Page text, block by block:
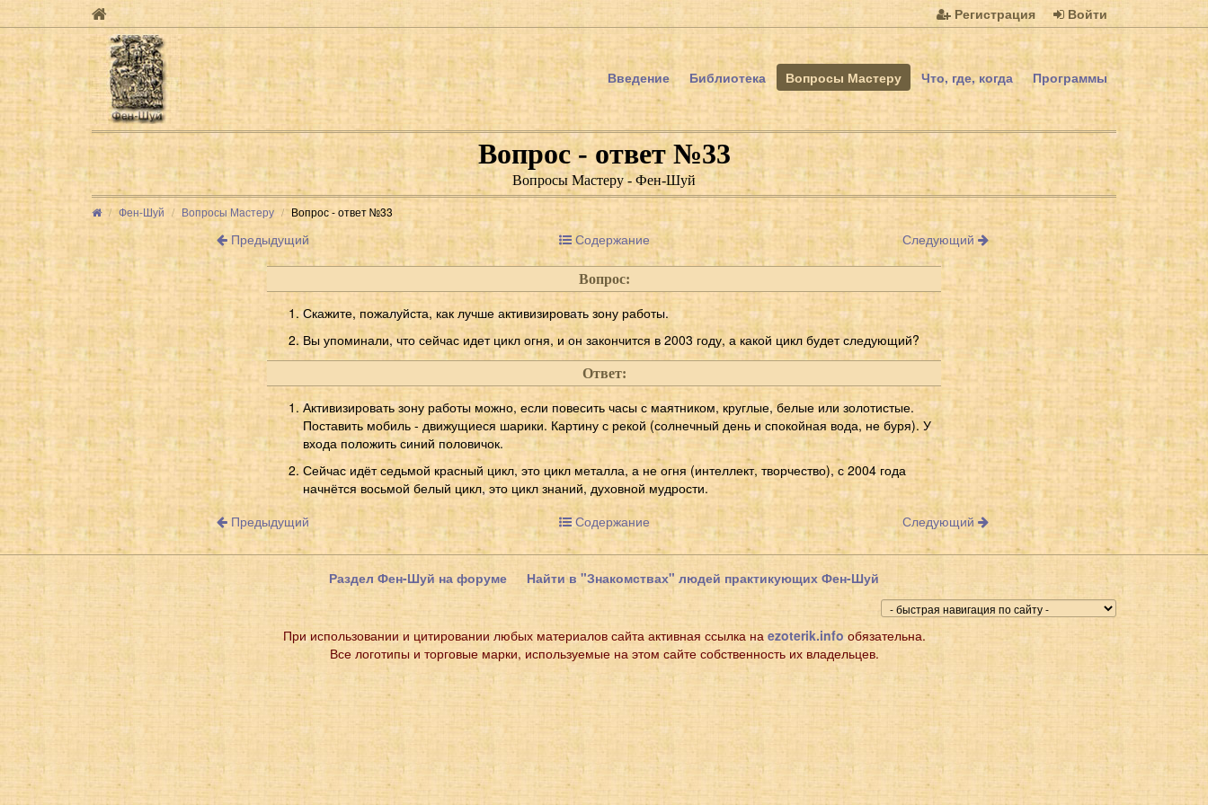
Регистрация Войти
Введение Библиотека Вопросы Мастеру Что, где, когда Программы
Вопрос - ответ №33
Вопросы Мастеру - Фен-Шуй
Фен-Шуй Вопросы Мастеру Вопрос - ответ №33
Предыдущий Содержание Следующий
Вопрос:
Скажите, пожалуйста, как лучше активизировать зону работы.
Вы упоминали, что сейчас идет цикл огня, и он закончится в 2003 году, а какой цикл будет следующий?
Ответ:
Активизировать зону работы можно, если повесить часы с маятником, круглые, белые или золотистые.
Поставить мобиль - движущиеся шарики. Картину с рекой (солнечный день и спокойная вода, не буря). У
входа положить синий половичок.
Сейчас идёт седьмой красный цикл, это цикл металла, а не огня (интеллект, творчество), с 2004 года
начнётся восьмой белый цикл, это цикл знаний, духовной мудрости.
Предыдущий
Содержание Следующий
Раздел Фен-Шуй на форуме Найти в "Знакомствах" людей практикующих Фен-Шуй
При использовании и цитировании любых материалов сайта активная ссылка на ezoterik.infoобязательна.
Все логотипы и торговые марки, используемые на этом сайте собственность их владельцев.